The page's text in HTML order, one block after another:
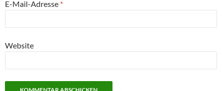
E-Mail-Adresse *
Website